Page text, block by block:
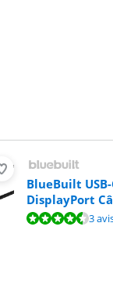
BlueBuilt
DisplayPort
10, basée sur 3 avis.
3